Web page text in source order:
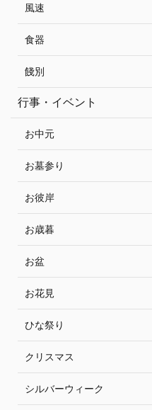
風速
食器
餞別
行事・イベント
お中元
お墓参り
お彼岸
お歳暮
お盆
お花見
ひな祭り
クリスマス
シルバーウィーク